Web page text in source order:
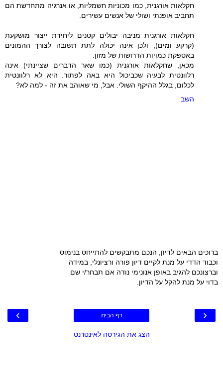
חקלאות אורגנית, כמו מכוניות חשמליות, או אנרגיה מתחדשת הם
תחביב אופנתי ושולי של אנשים עשירים.
חקלאות אורגנית מניבה יבולים קטנים ליחידת ייצור מושקעת
(קרקע ומים), ולכן אינה יכולה לתת תשובה לצורך ההמונים
באספקת כמויות הדרושות של מזון.
מכאן, שחקלאות אורגנית (כמו שאר הדברים שציינתי) אינה
רלוונטית לבעיה שכביכול היא באה לפתור. היא לא רלוונטית
לכלום, בגלל ההיקף השולי. אבל, מי שאוהב את זה - למה לא?
השב
ברוכים הבאים לדיון, הנכם מתבקשים להתייחס בנימוס
וכבוד הדדי על מנת לקיים דיון פורה ורציונלי, במידה
וברצונכם להגיב באופן אנונימי נודה אם תבחר/י שם
בדוי על מנת להקל על הדיון.
‹
› דף הבית
הצג את הגירסה לאינטרנט